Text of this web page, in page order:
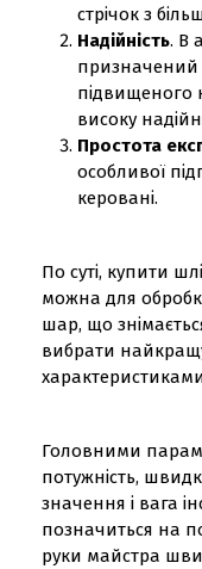
стрічок з
Надійність. В
призначений
підвищеного
високу
Простота
особливої
керовані.
По суті, купити
можна для
шар, що
вибрати
Головними
потужність,
значення і вага
позначиться на
руки майстра